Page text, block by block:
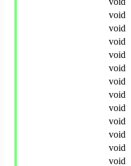
void
void
void
void
void
void
void
void
void
void
void
void